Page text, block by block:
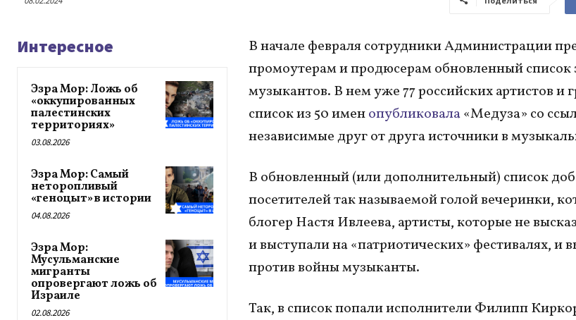
Интересное
Эзра Мор: Ложь об
«оккупированных
палестинских
территориях»
03.08.2026
Эзра Мор: Самый
неторопливый
«геноцыт» в истории
04.08.2026
Эзра Мор:
Мусульманские
мигранты
опровергают ложь об
Израиле
02.08.2026
В начале февраля сотрудники Администрации
промоутерам и продюсерам обновленный
музыкантов. В нем уже 77 российских артистов и
список из 50 именопубликовала«Медуза» со
независимые друг от друга источники в
В обновленный (или дополнительный) список
посетителей так называемой голой вечеринки,
блогер Настя Ивлеева, артисты, которые не
и выступали на «патриотических» фестивалях, и
против войны музыканты.
Так, в список попали исполнители Филипп